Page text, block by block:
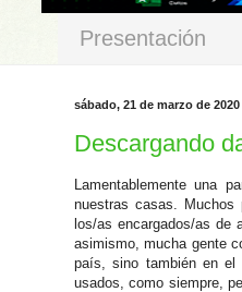
Presentación
sábado, 21 de marzo de 2020
Descargando
Lamentablemente una
nuestras casas.
los/as encargados/as de
asimismo, mucha gente
país, sino también en el
usados, como siempre,